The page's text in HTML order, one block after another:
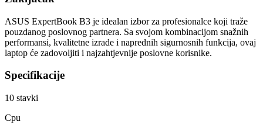
ASUS ExpertBook B3 je idealan izbor za profesionalce koji traže
pouzdanog poslovnog partnera. Sa svojom kombinacijom snažnih
performansi, kvalitetne izrade i naprednih sigurnosnih funkcija, ovaj
laptop će zadovoljiti i najzahtjevnije poslovne korisnike.
Specifikacije
10 stavki
Cpu